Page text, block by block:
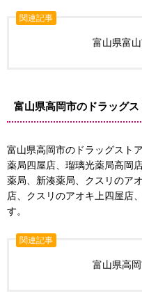
関連記事
富山県富
富山県高岡市のドラッグ
富山県高岡市のドラッグスト
薬局四屋店、瑠璃光薬局高岡
薬局、新湊薬局、クスリのア
店、クスリのアオキ上四屋店
す。
関連記事
富山県高